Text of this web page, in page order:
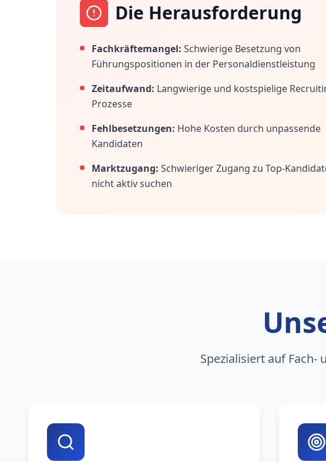
Die Herausforderung
Fachkräftemangel: Schwierige Besetzung von
Führungspositionen in der Personaldienstleistung
Zeitaufwand: Langwierige und kostspielige
Prozesse
Fehlbesetzungen: Hohe Kosten durch unpassende
Kandidaten
Marktzugang: Schwieriger Zugang zu Top-
nicht aktiv suchen
Spezialisiert auf